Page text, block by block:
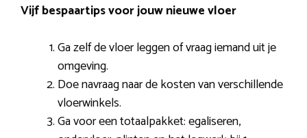
Vijf bespaartips voor jouw nieuwe vloer
Ga zelf de vloer leggen of vraag iemand uit je
omgeving.
Doe navraag naar de kosten van verschillende
vloerwinkels.
Ga voor een totaalpakket: egaliseren,